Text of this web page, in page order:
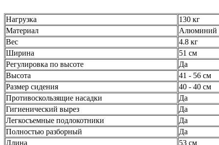
Нагрузка
130 кг
Материал
Алюминий
Вес
4.8 кг
Ширина
51 см
Регулировка по высоте
Да
Высота
41 - 56 см
Размер сидения
40 - 40 см
Противоскользящие насадки
Да
Гигиенический вырез
Да
Легкосъемные подлокотники
Да
Полностью разборный
Да
Длина
53 см